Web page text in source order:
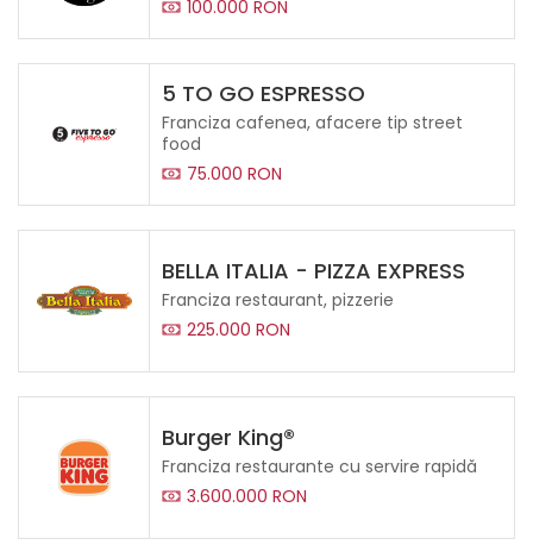
100.000 RON
5 TO GO ESPRESSO
Franciza cafenea, afacere tip street
food
75.000 RON
BELLA ITALIA - PIZZA EXPRESS
Franciza restaurant, pizzerie
225.000 RON
Burger King®
Franciza restaurante cu servire rapidă
3.600.000 RON